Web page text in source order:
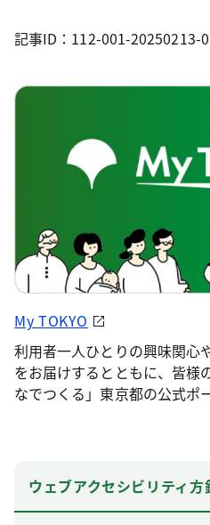
記事ID：112-001-20250213-
My TOKYO
利用者一人ひとりの興味関心
をお届けするとともに、皆様
なでつくる」東京都の公式ポ
ウェブアクセシビリティ方